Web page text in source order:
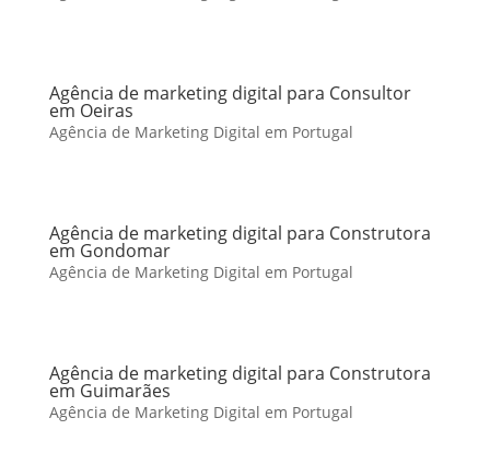
Agência de marketing digital para Consultor
em Oeiras
Agência de Marketing Digital em Portugal
Agência de marketing digital para Construtora
em Gondomar
Agência de Marketing Digital em Portugal
Agência de marketing digital para Construtora
em Guimarães
Agência de Marketing Digital em Portugal